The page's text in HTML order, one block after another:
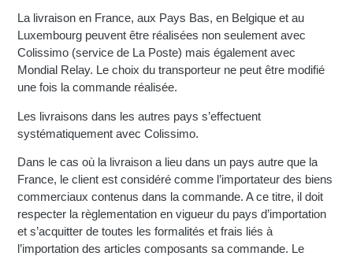
La livraison en France, aux Pays Bas, en Belgique et au
Luxembourg peuvent être réalisées non seulement avec
Colissimo (service de La Poste) mais également avec
Mondial Relay. Le choix du transporteur ne peut être modifié
une fois la commande réalisée.
Les livraisons dans les autres pays s’effectuent
systématiquement avec Colissimo.
Dans le cas où la livraison a lieu dans un pays autre que la
France, le client est considéré comme l’importateur des biens
commerciaux contenus dans la commande. A ce titre, il doit
respecter la règlementation en vigueur du pays d’importation
et s’acquitter de toutes les formalités et frais liés à
l’importation des articles composants sa commande. Le